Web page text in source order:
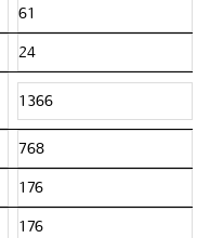
61
24
1366
768
176
176